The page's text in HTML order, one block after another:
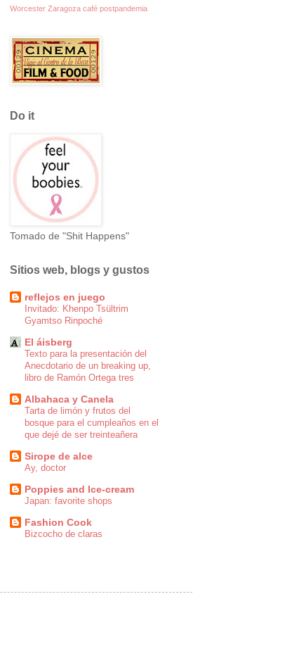
Worcester Zaragoza café postpandemia
Do it
Tomado de "Shit Happens"
Sitios web, blogs y gustos
reflejos en juego
Invitado: Khenpo Tsültrim
Gyamtso Rinpoché
El áisberg
Texto para la presentación del
Anecdotario de un breaking up,
libro de Ramón Ortega tres
Albahaca y Canela
Tarta de limón y frutos del
bosque para el cumpleaños en el
que dejé de ser treinteañera
Sirope de alce
Ay, doctor
Poppies and Ice-cream
Japan: favorite shops
Fashion Cook
Bizcocho de claras